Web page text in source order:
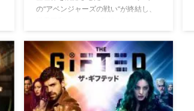
の“アベンジャーズの戦い”が終結し、
ドは、死んだはずの捜査官フィル・コ
ールソンを復職させ、彼が率いる特命
チームを結成させる。彼らの任務は宇
宙からの脅威や超能力を秘めた超人か
ら、一般市民を守ること。捜査のた
め、日夜、全世界を飛び回る！